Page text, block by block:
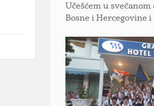
Učešćem u
Bosne i Hercegovine